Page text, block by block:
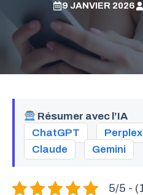
9 JANVIER 2026
Résumer avec l’IA
ChatGPT
Claude
Gemini
5/5 -